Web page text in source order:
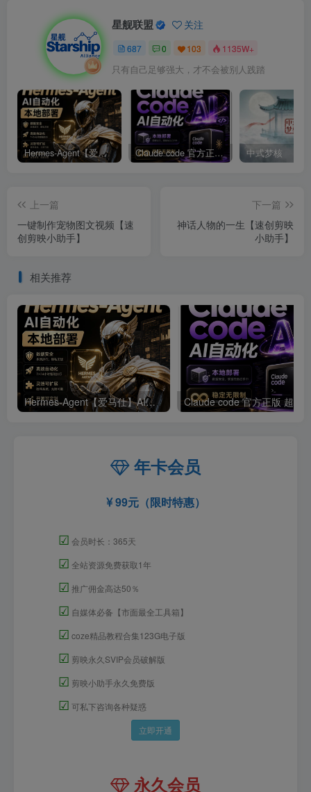
星舰联盟 关注
687 0 103 1135W+
只有自己足够强大，才不会被别人践踏
Hermes-Agent【爱马仕】AI自动化部署【会员免费领取安装包】 Claude code 官方正版 超强工具【会员免费领取安装包】 中式梦核
上一篇
一键制作宠物图文视频【速
创剪映小助手】
下一篇
神话人物的一生【速创剪映
小助手】
相关推荐
Hermes-Agent【爱马仕】AI自动化部署【会员免费领取安装包】
年卡会员
99元（限时特惠）
☑ 会员时长：365天
☑ 全站资源免费获取1年
☑ 推广佣金高达50％
☑ 自媒体必备【市面最全工具箱】
☑ coze精品教程合集123G电子版
☑ 剪映永久SVIP会员破解版
☑ 剪映小助手永久免费版
☑ 可私下咨询各种疑惑
立即开通
永久会员